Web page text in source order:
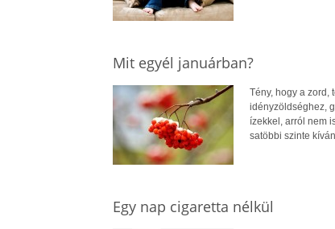
Mit egyél januárban?
Tény, hogy a zord,
idényzöldséghez,
ízekkel, arról nem
satöbbi szinte
Egy nap cigaretta nélkül